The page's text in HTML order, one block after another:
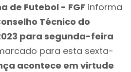
de Futebol - FGF informa
Técnico do
para segunda-feira
para esta sexta-
acontece em virtude